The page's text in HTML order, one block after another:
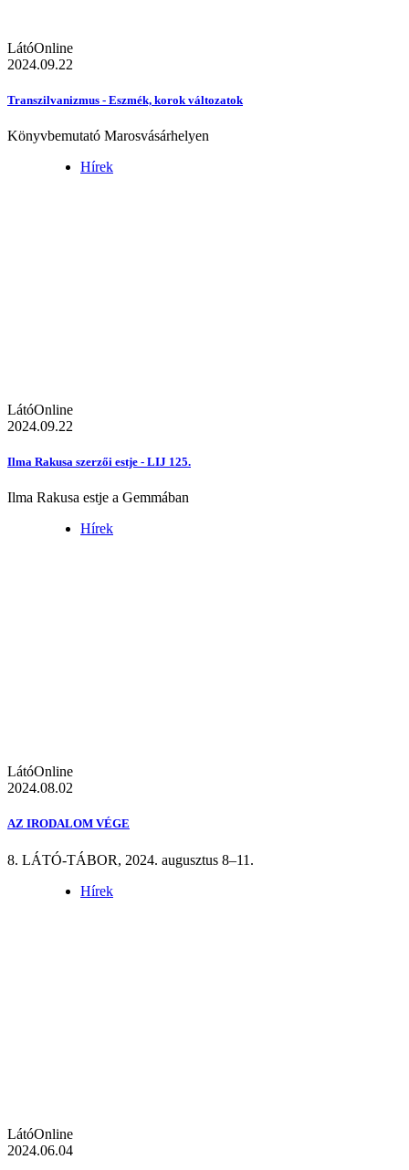
LátóOnline
2024.09.22
Transzilvanizmus - Eszmék, korok változatok
Könyvbemutató Marosvásárhelyen
Hírek
LátóOnline
2024.09.22
Ilma Rakusa szerzői estje - LIJ 125.
Ilma Rakusa estje a Gemmában
Hírek
LátóOnline
2024.08.02
AZ IRODALOM VÉGE
8. LÁTÓ-TÁBOR, 2024. augusztus 8–11.
Hírek
LátóOnline
2024.06.04